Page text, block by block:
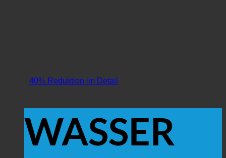
40% Reduktion im Detail
WASSER